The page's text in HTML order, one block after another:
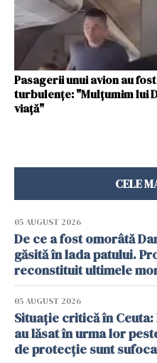
Pasagerii unui avion au
turbulențe: "Mulțumim lui
viață"
CELE
05 AUGUST 2026
De ce a fost omorâtă
găsită în lada patului.
reconstituit ultimele
05 AUGUST 2026
Situație critică în
au lăsat în urma lor
de protecție sunt